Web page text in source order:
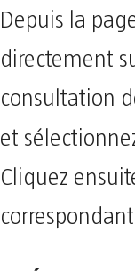
Depuis la
directement
consultation
et
Cliquez